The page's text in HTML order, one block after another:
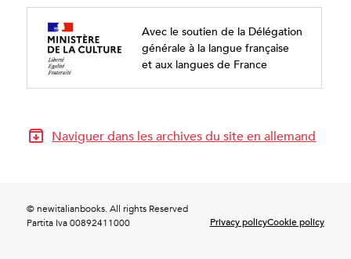
Avec le soutien de la Délégation
générale à la langue française
et aux langues de France
Naviguer dans les archives du site en allemand
© newitalianbooks. All rights Reserved
Partita Iva 00892411000
Privacy policyCookie policy